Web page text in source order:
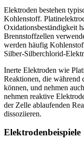
Elektroden bestehen
Kohlenstoff.
Oxidationsbeständigkeit
Brennstoffzellen
werden häufig
Silber-Silberchlorid-
Inerte Elektroden wie
Reaktionen, die während
können, und nehmen
nehmen reaktive
der Zelle ablaufenden
dissoziieren.
Elektrodenbeispiele